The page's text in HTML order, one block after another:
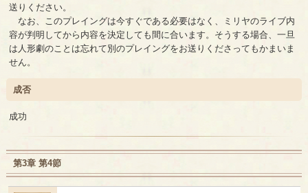
送りください。
なお、このプレイングは今すぐである必要はなく、ミリヤのライブ内
容が判明してから内容を決定しても間に合います。そうする場合、一旦
は人形劇のことは忘れて別のプレイングをお送りくださってもかまいま
せん。
成否
成功
第3章 第4節